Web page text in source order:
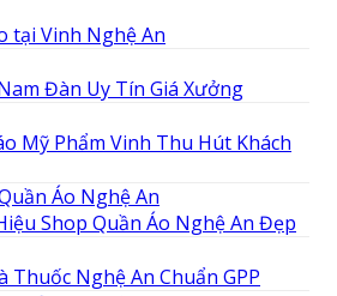
tại Vinh Nghệ An
Đàn Uy Tín Giá Xưởng
Mỹ Phẩm Vinh Thu Hút Khách
Shop Quần Áo Nghệ An Đẹp
Thuốc Nghệ An Chuẩn GPP